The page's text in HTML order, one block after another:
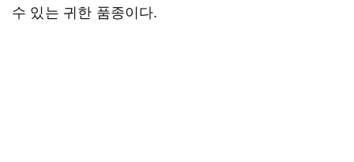
수 있는 귀한 품종이다.